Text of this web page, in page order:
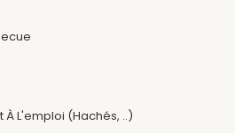
À L'emploi (hachés, ..)